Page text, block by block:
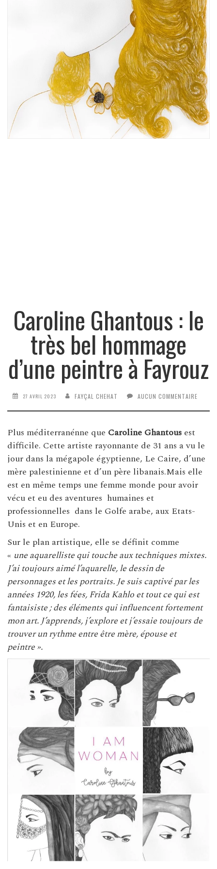
Caroline Ghantous : le
très bel hommage
d’une peintre à Fayrouz
27 AVRIL 2023 FAYÇAL CHEHAT AUCUN COMMENTAIRE
Plus méditerranénne que Caroline Ghantous est
difficile. Cette artiste rayonnante de 31 ans a vu le
jour dans la mégapole égyptienne, Le Caire, d’une
mère palestinienne et d’un père libanais.Mais elle
est en même temps une femme monde pour avoir
vécu et eu des aventures humaines et
professionnelles dans le Golfe arabe, aux Etats-
Unis et en Europe.
Sur le plan artistique, elle se définit comme
« une aquarelliste qui touche aux techniques mixtes.
J’ai toujours aimé l’aquarelle, le dessin de
personnages et les portraits. Je suis captivé par les
années 1920, les fées, Frida Kahlo et tout ce qui est
fantaisiste ; des éléments qui influencent fortement
mon art. J’apprends, j’explore et j’essaie toujours de
trouver un rythme entre être mère, épouse et
peintre ».